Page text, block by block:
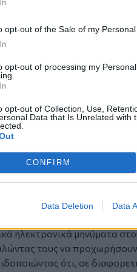
opt-out of the Sale of my Personal
opt-out of processing my
opt-out of Collection, Use,
Data that Is Unrelated with
CONFIRM
Data Deletion Data
ιδιοκτήτες που
μίσθωσης, χωρίς
δραστηριότητας.
διαθέτει
μίσθωσης,
οφείλει να έχει κάνει
ΚΑΔ.
περιπτώσεις φυσικών
ακίνητα μέσα στο 2024 είτε
Ακινήτου, χωρίς να έχουν
φορολογούμενους
περιπτώσεις αφορούσαν
ηλεκτρονικά μηνύματα
τους να
ότι, σε